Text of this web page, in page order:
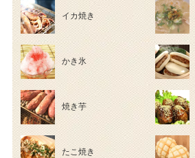
イカ焼き
かき氷
焼き芋
たこ焼き